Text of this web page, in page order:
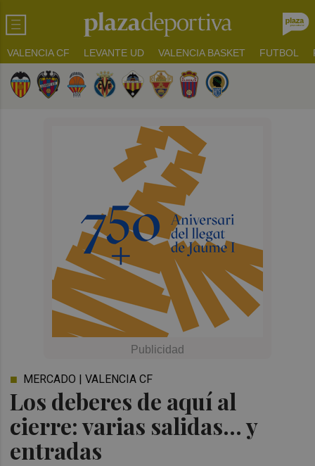
VALENCIA CF LEVANTE UD VALENCIA BASKET FUTBOL
Los deberes de aquí al
cierre: varias salidas... y
entradas
MERCADO | VALENCIA CF